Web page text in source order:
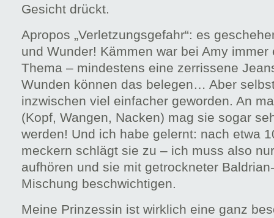
Gesicht drückt.
Apropos „Verletzungsgefahr“: es
und Wunder! Kämmen war bei Amy
Thema – mindestens eine zerrissene
Wunden können das belegen… Aber
inzwischen viel einfacher geworden. An
(Kopf, Wangen, Nacken) mag sie sogar
werden! Und ich habe gelernt: nach etwa
meckern schlägt sie zu – ich muss also
aufhören und sie mit getrockneter
Mischung beschwichtigen.
Meine Prinzessin ist wirklich eine ganz